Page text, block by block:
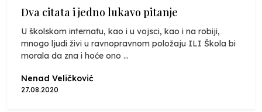
Dva citata i jedno lukavo pitanje
U školskom internatu, kao i u vojsci, kao i na robiji,
mnogo ljudi živi u ravnopravnom položaju ILI Škola bi
morala da zna i hoće ono ...
Nenad Veličković
27.08.2020